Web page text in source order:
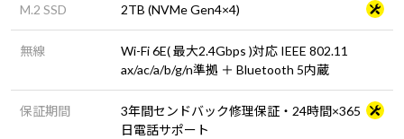
M.2 SSD 2TB (NVMe Gen4×4)
無線
Wi-Fi 6E( 最大2.4Gbps )対応 IEEE 802.11
ax/ac/a/b/g/n準拠 ＋ Bluetooth 5内蔵
保証期間
3年間センドバック修理保証・24時間×365
日電話サポート